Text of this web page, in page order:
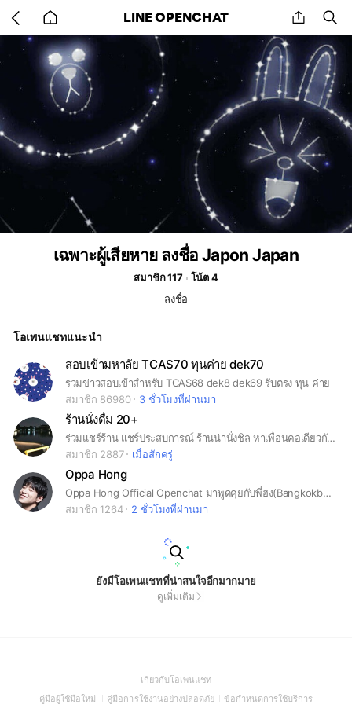
back
to
home
LINE OPENCHAT share
เฉพาะผู้เสียหาย ลงชื่อ Japon Japan
สมาชิก 117
โน้ต 4
ลงชื่อ
โอเพนแชทแนะนำ
สอบเข้ามหาลัย TCAS70 ทุนค่าย dek70
รวมข่าวสอบเข้าสำหรับ TCAS68 dek8 dek69 รับตรง ทุน ค่าย
สมาชิก 86980
3 ชั่วโมงที่ผ่านมา
ร้านนั่งดื่ม 20+
ร่วมแชร์ร้าน แชร์ประสบการณ์ ร้านน่านั่งชิล หาเพื่อนคอเดียวกัน ร้านเหล้า ลานเบียร์ ร้านเบียร์ นั่งชิว หาเพื่อน เบียร์ เหล้า ร้านอาหาร อาหาร เครื่องดื่ม ของกิน หิว
สมาชิก 2887
เมื่อสักครู่
Oppa Hong
Oppa Hong Official Openchat มาพูดคุยกับพี่ฮง(Bangkokboy)กันได้ในนี้เลย !
สมาชิก 1264
2 ชั่วโมงที่ผ่านมา
ยังมีโอเพนแชทที่น่าสนใจอีกมากมาย
ดูเพิ่มเติม
เกี่ยวกับโอเพนแชท(Open
in
คู่มือผู้ใช้มือใหม่ (Open
คู่มือการใช้งานอย่างปลอดภัย(Open
ข้อกำหนดการใช้บริการ(Open